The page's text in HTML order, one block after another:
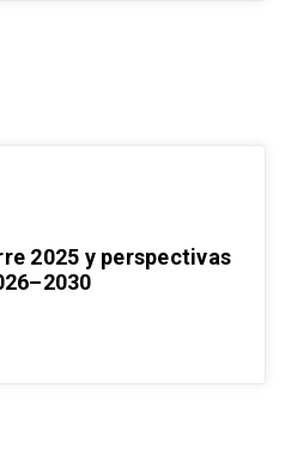
2025 y perspectivas